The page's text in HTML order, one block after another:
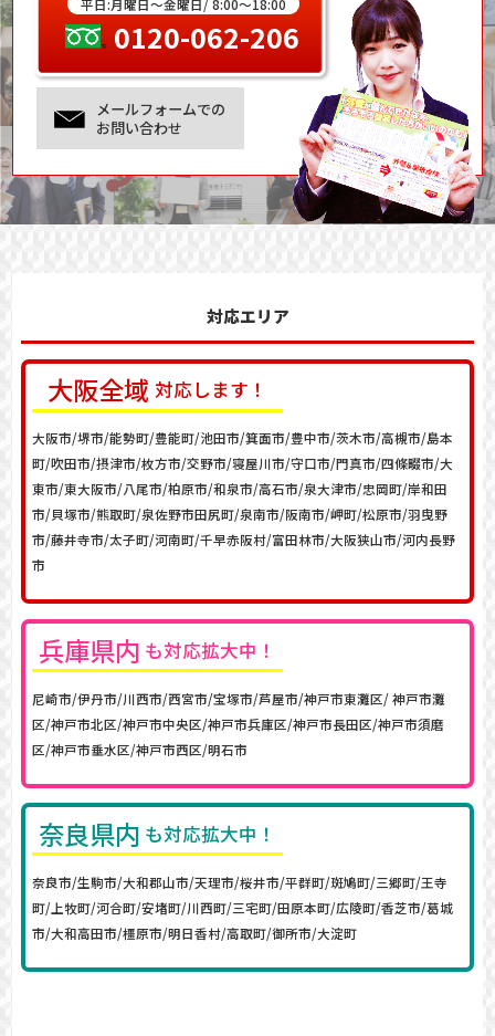
平日:月曜日～金曜日/ 8:00～18:00
0120-062-206
メールフォームでの
お問い合わせ
対応エリア
大阪全域 対応します！
大阪市/堺市/能勢町/豊能町/池田市/箕面市/豊中市/茨木市/高槻市/島本
町/吹田市/摂津市/枚方市/交野市/寝屋川市/守口市/門真市/四條畷市/大
東市/東大阪市/八尾市/柏原市/和泉市/高石市/泉大津市/忠岡町/岸和田
市/貝塚市/熊取町/泉佐野市田尻町/泉南市/阪南市/岬町/松原市/羽曳野
市/藤井寺市/太子町/河南町/千早赤阪村/富田林市/大阪狭山市/河内長野
市
兵庫県内 も対応拡大中！
尼崎市/伊丹市/川西市/西宮市/宝塚市/芦屋市/神戸市東灘区/ 神戸市灘
区/神戸市北区/神戸市中央区/神戸市兵庫区/神戸市長田区/神戸市須磨
区/神戸市垂水区/神戸市西区/明石市
奈良県内 も対応拡大中！
奈良市/生駒市/大和郡山市/天理市/桜井市/平群町/斑鳩町/三郷町/王寺
町/上牧町/河合町/安堵町/川西町/三宅町/田原本町/広陵町/香芝市/葛城
市/大和高田市/橿原市/明日香村/高取町/御所市/大淀町